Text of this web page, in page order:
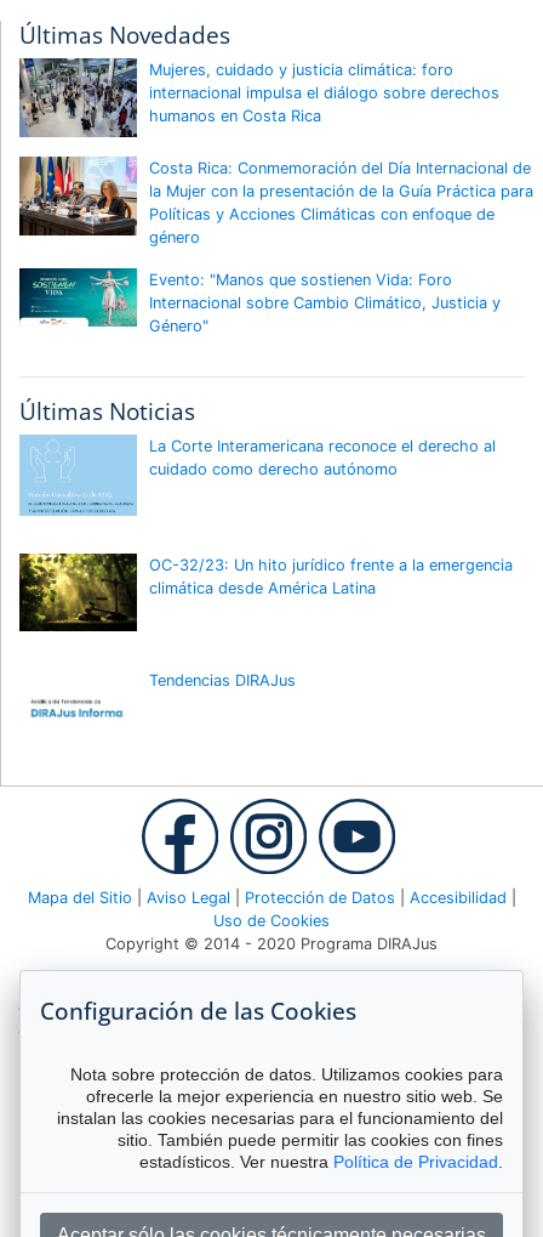
Últimas Novedades
Mujeres, cuidado y justicia climática: foro
internacional impulsa el diálogo sobre derechos
humanos en Costa Rica
Costa Rica: Conmemoración del Día Internacional de
la Mujer con la presentación de la Guía Práctica para
Políticas y Acciones Climáticas con enfoque de
género
Evento: "Manos que sostienen Vida: Foro
Internacional sobre Cambio Climático, Justicia y
Género"
Últimas Noticias
La Corte Interamericana reconoce el derecho al
cuidado como derecho autónomo
OC-32/23: Un hito jurídico frente a la emergencia
climática desde América Latina
Tendencias DIRAJus
Mapa del Sitio Aviso Legal Protección de Datos Accesibilidad
Uso de Cookies
Copyright © 2014 - 2020 Programa DIRAJus
GmbH Agencia GIZ Costa Rica Apartado 8-4190 1000 San José,
Costa Rica Teléfono:
Configuración de las Cookies
Nota sobre protección de datos. Utilizamos cookies para
ofrecerle la mejor experiencia en nuestro sitio web. Se
instalan las cookies necesarias para el funcionamiento del
sitio. También puede permitir las cookies con fines
estadísticos. Ver nuestra Política de Privacidad